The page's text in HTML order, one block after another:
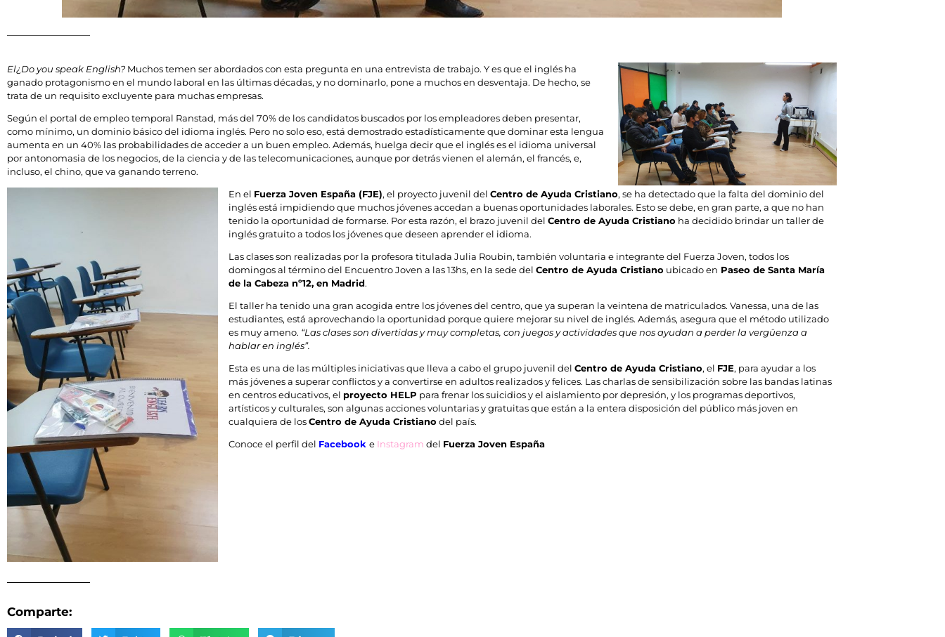
El¿Do you speak English? Muchos temen ser abordados con esta pregunta en una entrevista de trabajo. Y es que el inglés ha
ganado protagonismo en el mundo laboral en las últimas décadas, y no dominarlo, pone a muchos en desventaja. De hecho, se
trata de un requisito excluyente para muchas empresas.
Según el portal de empleo temporal Ranstad, más del 70% de los candidatos buscados por los empleadores deben presentar,
como mínimo, un dominio básico del idioma inglés. Pero no solo eso, está demostrado estadísticamente que dominar esta lengua
aumenta en un 40% las probabilidades de acceder a un buen empleo. Además, huelga decir que el inglés es el idioma universal
por antonomasia de los negocios, de la ciencia y de las telecomunicaciones, aunque por detrás vienen el alemán, el francés, e,
incluso, el chino, que va ganando terreno.
En el Fuerza Joven España (FJE), el proyecto juvenil del Centro de Ayuda Cristiano, se ha detectado que la falta del dominio del
inglés está impidiendo que muchos jóvenes accedan a buenas oportunidades laborales. Esto se debe, en gran parte, a que no han
tenido la oportunidad de formarse. Por esta razón, el brazo juvenil del Centro de Ayuda Cristiano ha decidido brindar un taller de
inglés gratuito a todos los jóvenes que deseen aprender el idioma.
Las clases son realizadas por la profesora titulada Julia Roubin, también voluntaria e integrante del Fuerza Joven, todos los
domingos al término del Encuentro Joven a las 13hs, en la sede del Centro de Ayuda Cristiano ubicado en Paseo de Santa María
de la Cabeza nº12, en Madrid.
El taller ha tenido una gran acogida entre los jóvenes del centro, que ya superan la veintena de matriculados. Vanessa, una de las
estudiantes, está aprovechando la oportunidad porque quiere mejorar su nivel de inglés. Además, asegura que el método utilizado
es muy ameno. “Las clases son divertidas y muy completas, con juegos y actividades que nos ayudan a perder la vergüenza a
hablar en inglés”.
Esta es una de las múltiples iniciativas que lleva a cabo el grupo juvenil del Centro de Ayuda Cristiano, el FJE, para ayudar a los
más jóvenes a superar conflictos y a convertirse en adultos realizados y felices. Las charlas de sensibilización sobre las bandas latinas
en centros educativos, el proyecto HELP para frenar los suicidios y el aislamiento por depresión, y los programas deportivos,
artísticos y culturales, son algunas acciones voluntarias y gratuitas que están a la entera disposición del público más joven en
cualquiera de losCentro de Ayuda Cristiano del país.
Conoce el perfil del Facebook e Instagram del Fuerza Joven España
Comparte: